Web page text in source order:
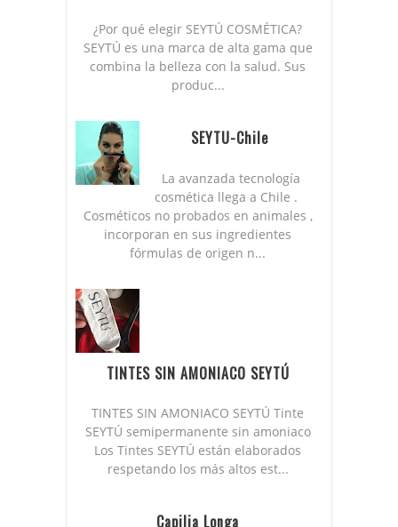
¿Por qué elegir SEYTÚ COSMÉTICA?
SEYTÚ es una marca de alta gama que
combina la belleza con la salud. Sus
produc...
SEYTU-Chile
La avanzada tecnología
cosmética llega a Chile .
Cosméticos no probados en animales ,
incorporan en sus ingredientes
fórmulas de origen n...
TINTES SIN AMONIACO SEYTÚ
TINTES SIN AMONIACO SEYTÚ Tinte
SEYTÚ semipermanente sin amoniaco
Los Tintes SEYTÚ están elaborados
respetando los más altos est...
Capilia Longa